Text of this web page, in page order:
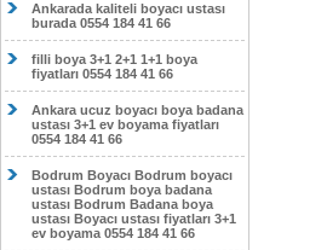
Ankarada kaliteli boyacı ustası
burada 0554 184 41 66
filli boya 3+1 2+1 1+1 boya
fiyatları 0554 184 41 66
Ankara ucuz boyacı boya badana
ustası 3+1 ev boyama fiyatları
0554 184 41 66
Bodrum Boyacı Bodrum boyacı
ustası Bodrum boya badana
ustası Bodrum Badana boya
ustası Boyacı ustası fiyatları 3+1
ev boyama 0554 184 41 66